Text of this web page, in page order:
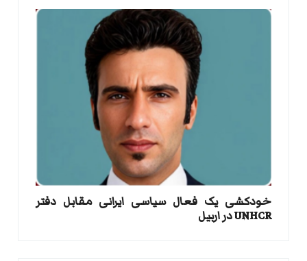
خودکشی یک فعال سیاسی ایرانی مقابل دفتر
UNHCR در اربیل